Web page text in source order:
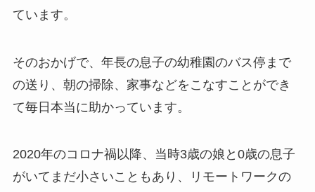
ています。
そのおかげで、年長の息子の幼稚園のバス停まで
の送り、朝の掃除、家事などをこなすことができ
て毎日本当に助かっています。
2020年のコロナ禍以降、当時3歳の娘と0歳の息子
がいてまだ小さいこともあり、リモートワークの